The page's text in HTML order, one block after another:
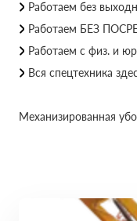
Работаем без
Работаем БЕЗ
Работаем с физ. и
Вся спецтехника
Механизированная